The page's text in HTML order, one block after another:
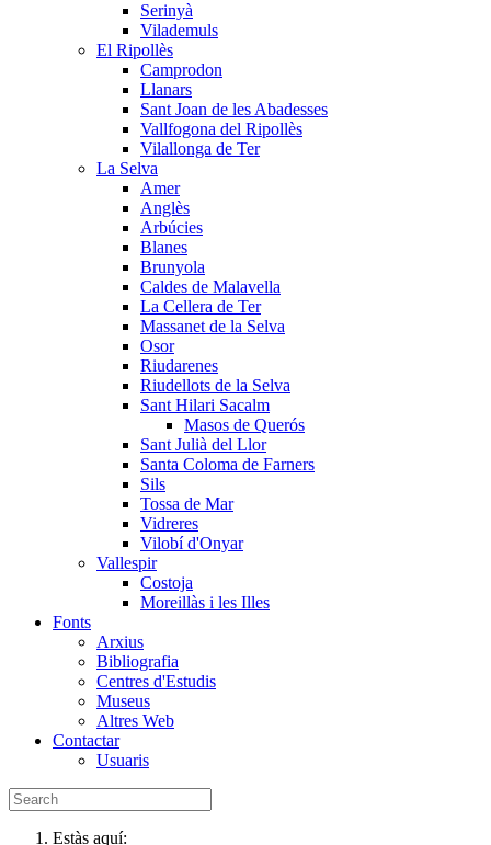
Serinyà
Vilademuls
El Ripollès
Camprodon
Llanars
Sant Joan de les Abadesses
Vallfogona del Ripollès
Vilallonga de Ter
La Selva
Amer
Anglès
Arbúcies
Blanes
Brunyola
Caldes de Malavella
La Cellera de Ter
Massanet de la Selva
Osor
Riudarenes
Riudellots de la Selva
Sant Hilari Sacalm
Masos de Querós
Sant Julià del Llor
Santa Coloma de Farners
Sils
Tossa de Mar
Vidreres
Vilobí d'Onyar
Vallespir
Costoja
Moreillàs i les Illes
Fonts
Arxius
Bibliografia
Centres d'Estudis
Museus
Altres Web
Contactar
Usuaris
Estàs aquí: